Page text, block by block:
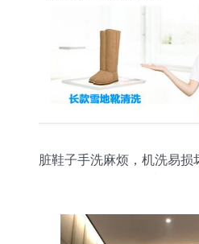
脏鞋子手洗麻烦，机洗易